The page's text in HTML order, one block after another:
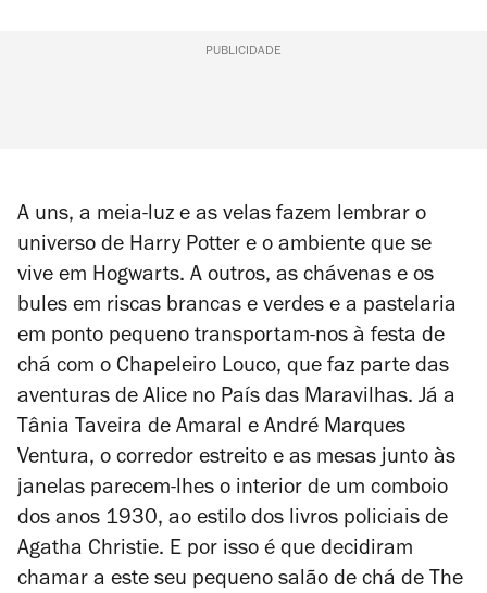
PUBLICIDADE
A uns, a meia-luz e as velas fazem lembrar o
universo de Harry Potter e o ambiente que se
vive em Hogwarts. A outros, as chávenas e os
bules em riscas brancas e verdes e a pastelaria
em ponto pequeno transportam-nos à festa de
chá com o Chapeleiro Louco, que faz parte das
aventuras de Alice no País das Maravilhas. Já a
Tânia Taveira de Amaral e André Marques
Ventura, o corredor estreito e as mesas junto às
janelas parecem-lhes o interior de um comboio
dos anos 1930, ao estilo dos livros policiais de
Agatha Christie. E por isso é que decidiram
chamar a este seu pequeno salão de chá de The